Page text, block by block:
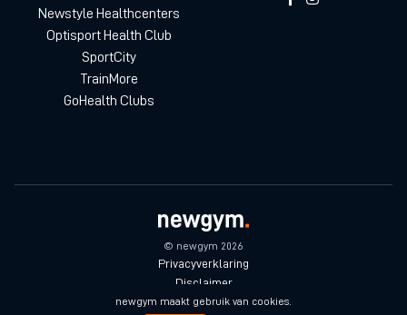
Newstyle Healthcenters
Optisport Health Club
SportCity
TrainMore
GoHealth Clubs
© newgym 2026
Privacyverklaring
Disclaimer
Algemene voorwaarden
newgym maakt gebruik van cookies.